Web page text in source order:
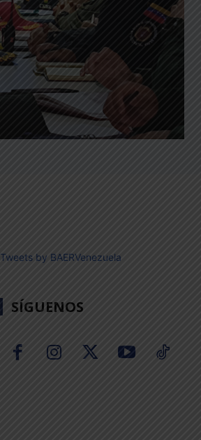
Tweets by BAERVenezuela
SÍGUENOS